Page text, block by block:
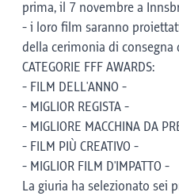
prima, il 7 novembre a
- i loro film saranno
della cerimonia di consegna
CATEGORIE FFF AWARDS:
- FILM DELL'ANNO -
- MIGLIOR REGISTA -
- MIGLIORE MACCHINA DA
- FILM PIÙ CREATIVO -
- MIGLIOR FILM D'IMPATTO -
La giuria ha selezionato sei